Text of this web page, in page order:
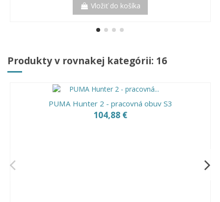
Vložiť do košíka
Produkty v rovnakej kategórii: 16
PUMA Hunter 2 - pracovná obuv S3
104,88 €